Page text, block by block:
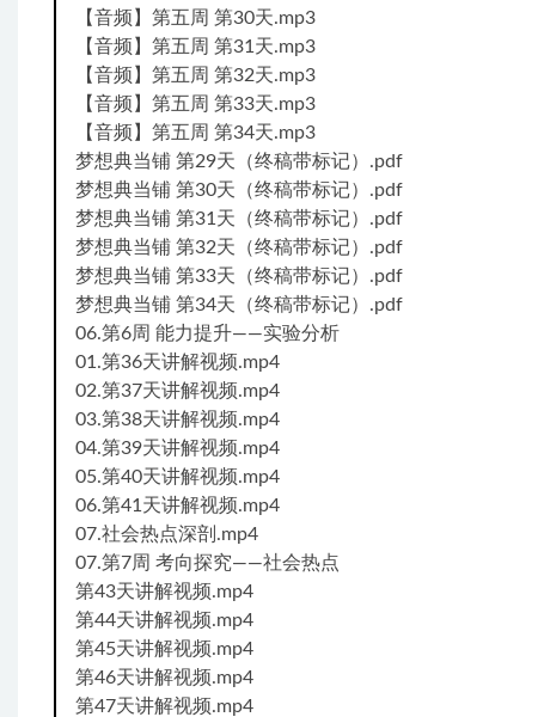
【音频】第五周 第30天.mp3
【音频】第五周 第31天.mp3
【音频】第五周 第32天.mp3
【音频】第五周 第33天.mp3
【音频】第五周 第34天.mp3
梦想典当铺 第29天（终稿带标记）.pdf
梦想典当铺 第30天（终稿带标记）.pdf
梦想典当铺 第31天（终稿带标记）.pdf
梦想典当铺 第32天（终稿带标记）.pdf
梦想典当铺 第33天（终稿带标记）.pdf
梦想典当铺 第34天（终稿带标记）.pdf
06.第6周 能力提升——实验分析
01.第36天讲解视频.mp4
02.第37天讲解视频.mp4
03.第38天讲解视频.mp4
04.第39天讲解视频.mp4
05.第40天讲解视频.mp4
06.第41天讲解视频.mp4
07.社会热点深剖.mp4
07.第7周 考向探究——社会热点
第43天讲解视频.mp4
第44天讲解视频.mp4
第45天讲解视频.mp4
第46天讲解视频.mp4
第47天讲解视频.mp4